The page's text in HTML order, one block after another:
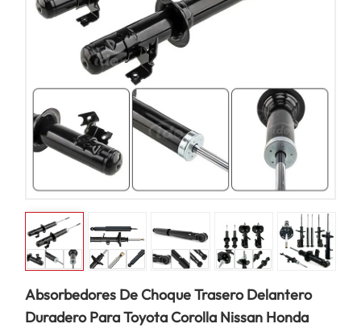
Absorbedores De Choque Trasero Delantero
Duradero Para Toyota Corolla Nissan Honda